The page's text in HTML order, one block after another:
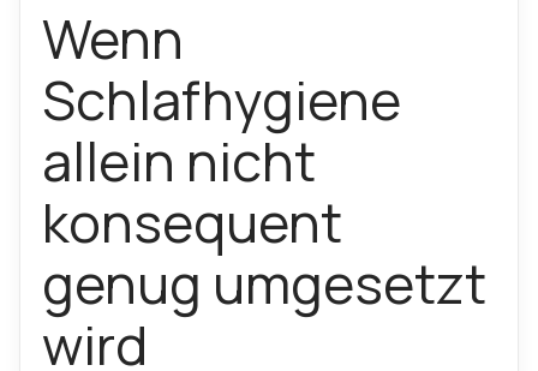
Wenn
Schlafhygiene
allein nicht
konsequent
genug umgesetzt
wird